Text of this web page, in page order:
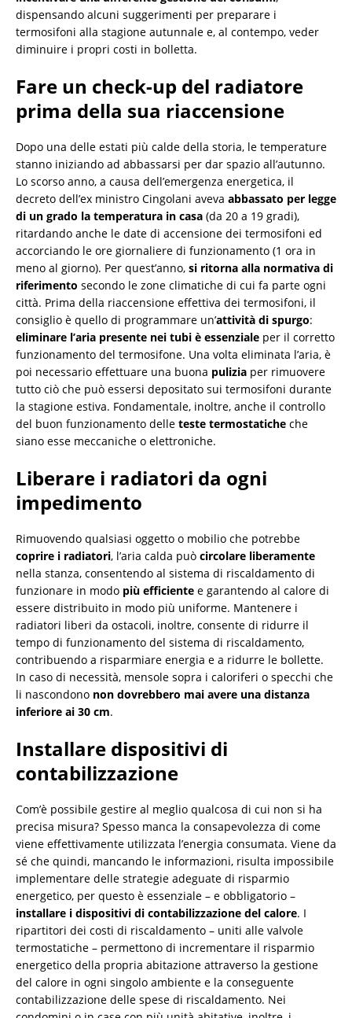
dispensando alcuni suggerimenti per preparare i
termosifoni alla stagione autunnale e, al contempo, veder
diminuire i propri costi in bolletta.
Fare un check-up del radiatore
prima della sua riaccensione
Dopo una delle estati più calde della storia, le temperature
stanno iniziando ad abbassarsi per dar spazio all’autunno.
Lo scorso anno, a causa dell’emergenza energetica, il
decreto dell’ex ministro Cingolani aveva abbassato per legge
di un grado la temperatura in casa (da 20 a 19 gradi),
ritardando anche le date di accensione dei termosifoni ed
accorciando le ore giornaliere di funzionamento (1 ora in
meno al giorno). Per quest’anno, si ritorna alla normativa di
riferimento secondo le zone climatiche di cui fa parte ogni
città. Prima della riaccensione effettiva dei termosifoni, il
consiglio è quello di programmare un’attività di spurgo:
eliminare l’aria presente nei tubi è essenziale per il corretto
funzionamento del termosifone. Una volta eliminata l’aria, è
poi necessario effettuare una buona pulizia per rimuovere
tutto ciò che può essersi depositato sui termosifoni durante
la stagione estiva. Fondamentale, inoltre, anche il controllo
del buon funzionamento delle teste termostatiche che
siano esse meccaniche o elettroniche.
Liberare i radiatori da ogni
impedimento
Rimuovendo qualsiasi oggetto o mobilio che potrebbe
coprire i radiatori, l’aria calda può circolare liberamente
nella stanza, consentendo al sistema di riscaldamento di
funzionare in modo più efficiente e garantendo al calore di
essere distribuito in modo più uniforme. Mantenere i
radiatori liberi da ostacoli, inoltre, consente di ridurre il
tempo di funzionamento del sistema di riscaldamento,
contribuendo a risparmiare energia e a ridurre le bollette.
In caso di necessità, mensole sopra i caloriferi o specchi che
li nascondono non dovrebbero mai avere una distanza
inferiore ai 30 cm.
Installare dispositivi di
contabilizzazione
Com’è possibile gestire al meglio qualcosa di cui non si ha
precisa misura? Spesso manca la consapevolezza di come
viene effettivamente utilizzata l’energia consumata. Viene da
sé che quindi, mancando le informazioni, risulta impossibile
implementare delle strategie adeguate di risparmio
energetico, per questo è essenziale – e obbligatorio –
installare i dispositivi di contabilizzazione del calore. I
ripartitori dei costi di riscaldamento – uniti alle valvole
termostatiche – permettono di incrementare il risparmio
energetico della propria abitazione attraverso la gestione
del calore in ogni singolo ambiente e la conseguente
contabilizzazione delle spese di riscaldamento. Nei